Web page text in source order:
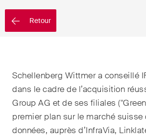
Retour
Schellenberg Wittmer a conseillé
dans le cadre de l’acquisition
Group AG et de ses filiales
premier plan sur le marché
données, auprès d’InfraVia,
Email*
Pays